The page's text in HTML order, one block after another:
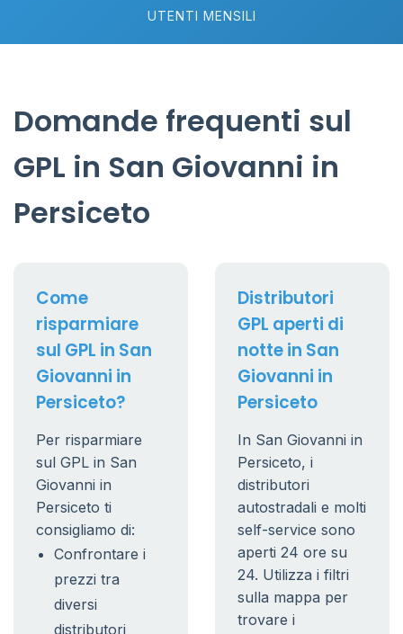
UTENTI MENSILI
Domande frequenti sul
GPL in San Giovanni in
Persiceto
Come
risparmiare
sul GPL in San
Giovanni in
Persiceto?
Per risparmiare
sul GPL in San
Giovanni in
Persiceto ti
consigliamo di:
Confrontare i
prezzi tra
diversi
distributori
Distributori
GPL aperti di
notte in San
Giovanni in
Persiceto
In San Giovanni in
Persiceto, i
distributori
autostradali e molti
self-service sono
aperti 24 ore su
24. Utilizza i filtri
sulla mappa per
trovare i